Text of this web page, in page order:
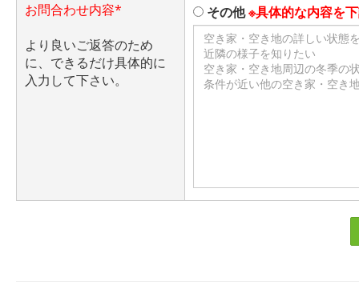
お問合わせ内容*
より良いご返答のため
に、できるだけ具体的に
入力して下さい。
その他※具体的な内容を